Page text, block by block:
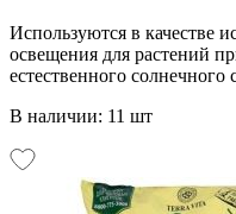
Используются в качестве
освещения для растений
естественного солнечного
В наличии: 11 шт